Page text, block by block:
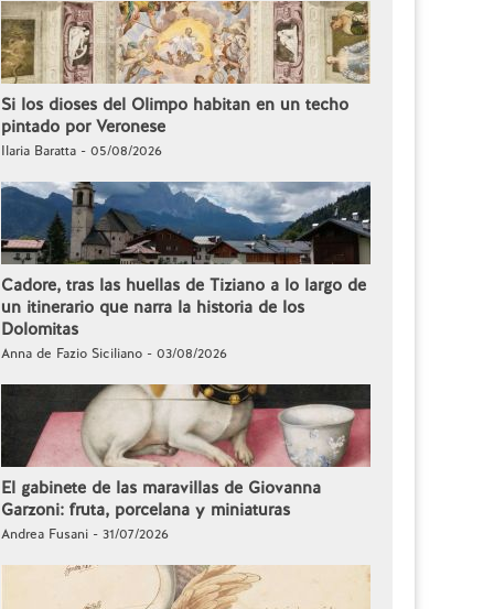
Si los dioses del Olimpo habitan en un techo
pintado por Veronese
Ilaria Baratta - 05/08/2026
Cadore, tras las huellas de Tiziano a lo largo de
un itinerario que narra la historia de los
Dolomitas
Anna de Fazio Siciliano - 03/08/2026
El gabinete de las maravillas de Giovanna
Garzoni: fruta, porcelana y miniaturas
Andrea Fusani - 31/07/2026